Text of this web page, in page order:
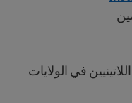
في الولايات